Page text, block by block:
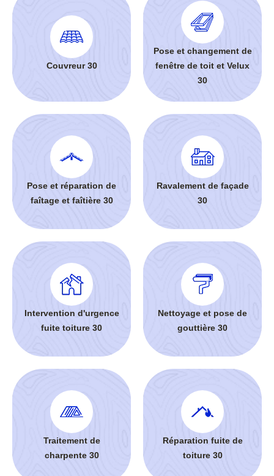
Couvreur 30
Pose et changement de
fenêtre de toit et Velux
30
Pose et réparation de
faîtage et faîtière 30
Ravalement de façade
30
Intervention d'urgence
fuite toiture 30
Nettoyage et pose de
gouttière 30
Traitement de
charpente 30
Réparation fuite de
toiture 30